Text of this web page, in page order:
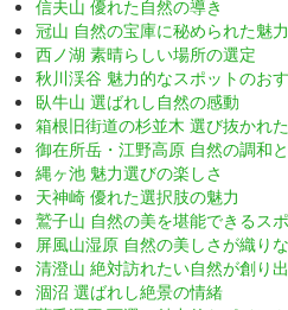
信夫山 優れた自然の導き
冠山 自然の宝庫に秘められた魅力
西ノ湖 素晴らしい場所の選定
秋川渓谷 魅力的なスポットのお
臥牛山 選ばれし自然の感動
箱根旧街道の杉並木 選び抜かれ
御在所岳・江野高原 自然の調和
縄ヶ池 魅力選びの楽しさ
天神崎 優れた選択肢の魅力
鷲子山 自然の美を堪能できるス
屏風山湿原 自然の美しさが織り
清澄山 絶対訪れたい自然が創り
涸沼 選ばれし絶景の情緒